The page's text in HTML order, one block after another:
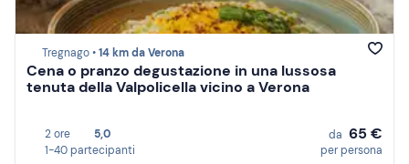
Tregnago •14 km da Verona
Cena o pranzo degustazione in una lussosa
tenuta della Valpolicella vicino a Verona
2 ore
5,0
1-40 partecipanti
da 65 €
per persona